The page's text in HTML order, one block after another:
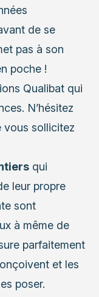
de se
pas à son
poche !
Qualibat qui
N’hésitez
vous sollicitez
qui
leur propre
sont
à même de
parfaitement
et les
poser.